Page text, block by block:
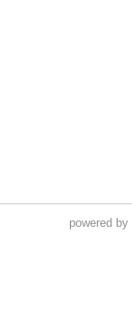
powered by